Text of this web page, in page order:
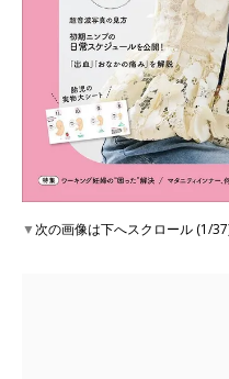
▼次の画像は下へスクロール (1/